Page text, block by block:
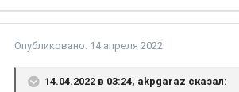
Опубликовано: 14 апреля 2022
14.04.2022 в 03:24, akpgaraz сказал: